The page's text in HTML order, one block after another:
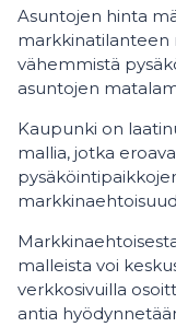
Asuntojen hinta
markkinatilanteen
vähemmistä
asuntojen
Kaupunki on
mallia, jotka
malleista voi
verkkosivuilla
antia